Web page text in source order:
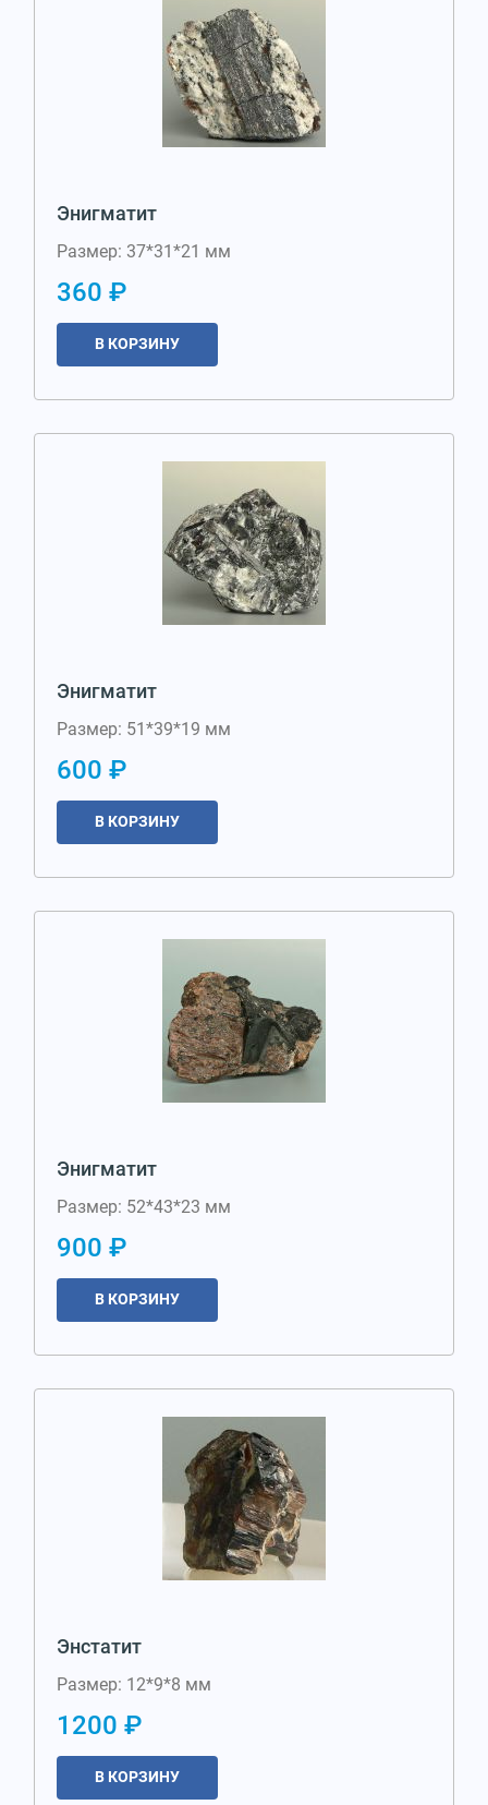
Энигматит
Размер: 37*31*21 мм
360 ₽
В КОРЗИНУ
Энигматит
Размер: 51*39*19 мм
600 ₽
В КОРЗИНУ
Энигматит
Размер: 52*43*23 мм
900 ₽
В КОРЗИНУ
Энстатит
Размер: 12*9*8 мм
1200 ₽
В КОРЗИНУ